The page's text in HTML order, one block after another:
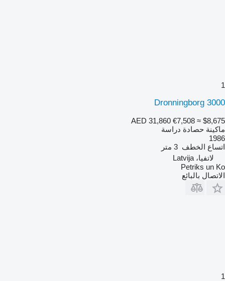
1
Dronningborg 3000
AED 31,860 €7,508 ≈ $8,675
ماكينة حصادة دراسة
1986
اتساع الخطف 3 متر
لاتفيا، Latvija
Petriks un Ko
الاتصال بالبائع
1